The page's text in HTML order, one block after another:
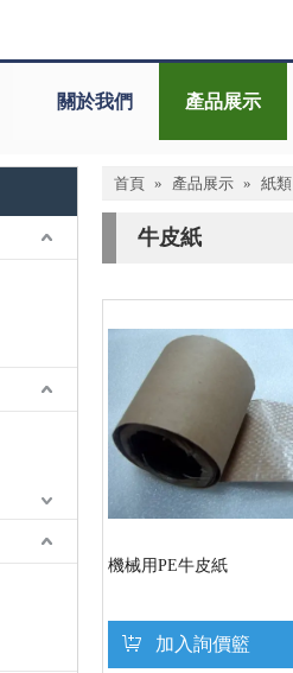
關於我們 產品展示
首頁 » 產品展示 » 紙類
牛皮紙
機械用PE牛皮紙
加入詢價籃